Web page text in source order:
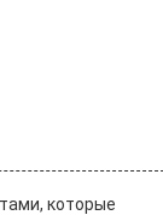
которые